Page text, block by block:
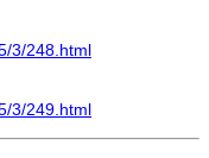
3/248.html
3/249.html